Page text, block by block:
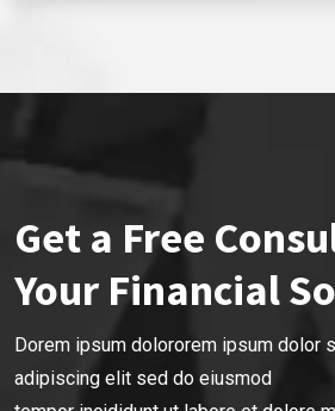
Get a Free
Your Financial
Dorem ipsum dolororem ipsum dolor
adipiscing elit sed do eiusmod